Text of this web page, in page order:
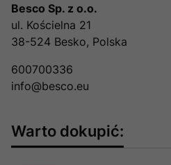
Besco Sp. z o.o.
ul. Kościelna 21
38-524 Besko, Polska
600700336
info@besco.eu
Warto dokupić: